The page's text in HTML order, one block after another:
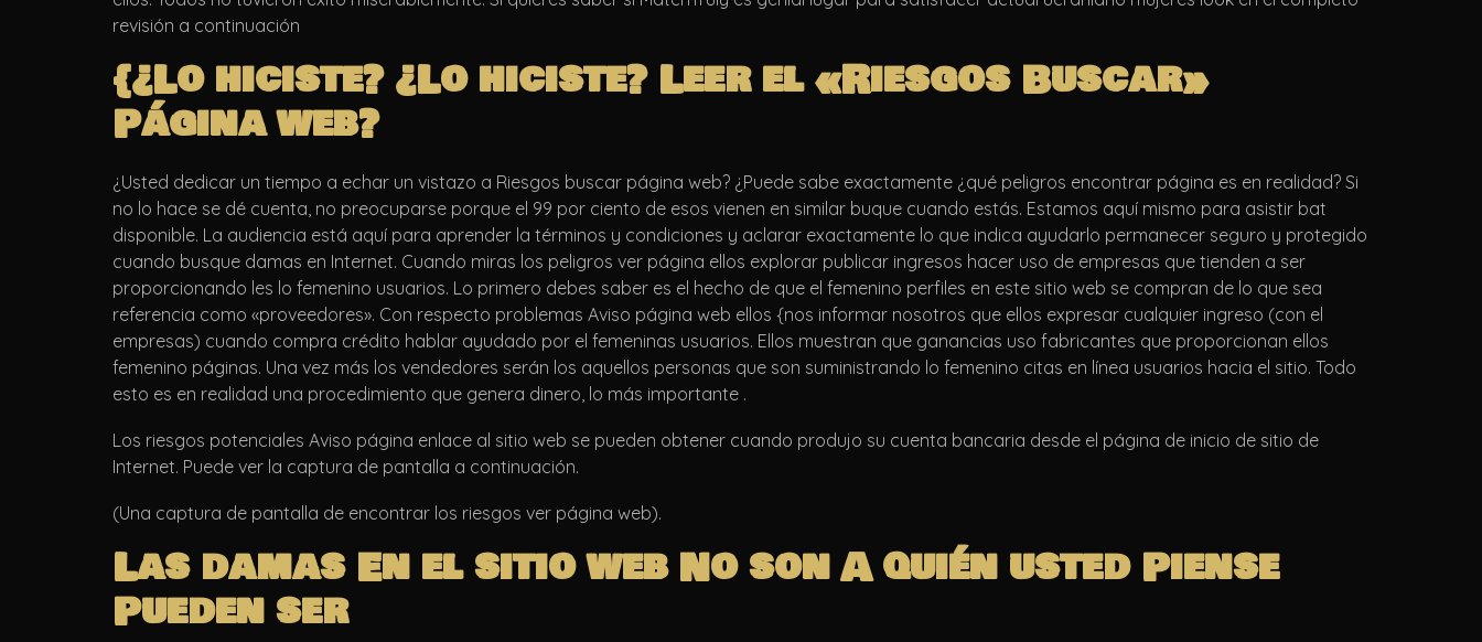
revisión a continuación
{¿Lo hiciste? ¿Lo hiciste? Leer el «Riesgos Buscar»
Página web?
¿Usted dedicar un tiempo a echar un vistazo a Riesgos buscar página web? ¿Puede sabe exactamente ¿qué peligros encontrar página es en realidad? Si
no lo hace se dé cuenta, no preocuparse porque el 99 por ciento de esos vienen en similar buque cuando estás. Estamos aquí mismo para asistir bat
disponible. La audiencia está aquí para aprender la términos y condiciones y aclarar exactamente lo que indica ayudarlo permanecer seguro y protegido
cuando busque damas en Internet. Cuando miras los peligros ver página ellos explorar publicar ingresos hacer uso de empresas que tienden a ser
proporcionando les lo femenino usuarios. Lo primero debes saber es el hecho de que el femenino perfiles en este sitio web se compran de lo que sea
referencia como «proveedores». Con respecto problemas Aviso página web ellos {nos informar nosotros que ellos expresar cualquier ingreso (con el
empresas) cuando compra crédito hablar ayudado por el femeninas usuarios. Ellos muestran que ganancias uso fabricantes que proporcionan ellos
femenino páginas. Una vez más los vendedores serán los aquellos personas que son suministrando lo femenino citas en línea usuarios hacia el sitio. Todo
esto es en realidad una procedimiento que genera dinero, lo más importante .
Los riesgos potenciales Aviso página enlace al sitio web se pueden obtener cuando produjo su cuenta bancaria desde el página de inicio de sitio de
Internet. Puede ver la captura de pantalla a continuación.
(Una captura de pantalla de encontrar los riesgos ver página web).
Las damas En el sitio web No son A quién usted Piense
Pueden ser